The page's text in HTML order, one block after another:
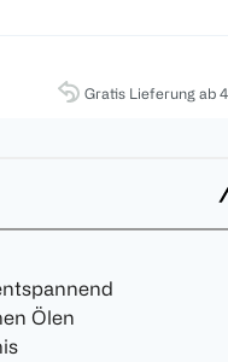
Gratis Lieferung ab
Ölen